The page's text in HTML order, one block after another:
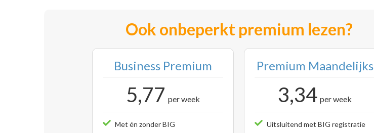
Ook onbeperkt premium lezen?
Business Premium
5,77 per week
Met én zonder BIG
Premium Maandelijks
3,34 per week
Uitsluitend met BIG registratie